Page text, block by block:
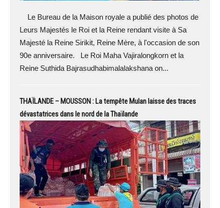
Le Bureau de la Maison royale a publié des photos de
Leurs Majestés le Roi et la Reine rendant visite à Sa
Majesté la Reine Sirikit, Reine Mère, à l'occasion de son
90e anniversaire. Le Roi Maha Vajiralongkorn et la
Reine Suthida Bajrasudhabimalalakshana on...
THAÏLANDE – MOUSSON : La tempête Mulan laisse des traces
dévastatrices dans le nord de la Thaïlande